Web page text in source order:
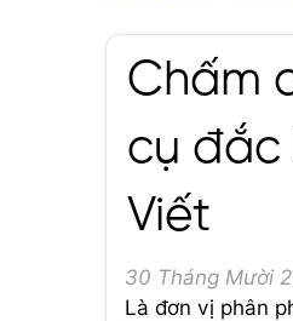
Chấm
cụ đắc
Viết
30 Tháng Mười
Là đơn vị phân